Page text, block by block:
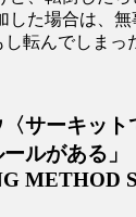
た場合は、無
転んでしまっ
サーキット
ルがある」
METHOD